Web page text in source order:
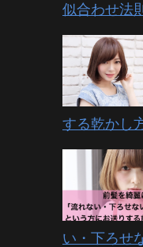
似合わせ法
する乾かし
い・下ろせ